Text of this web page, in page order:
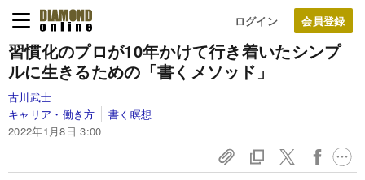
ログイン
習慣化のプロが10年かけて行き着いたシンプ
ルに生きるための「書くメソッド」
古川武士
キャリア・働き方
書く瞑想
2022年1月8日 3:00